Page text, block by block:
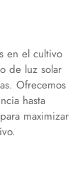
en el cultivo
de luz solar
Ofrecemos
hasta
maximizar